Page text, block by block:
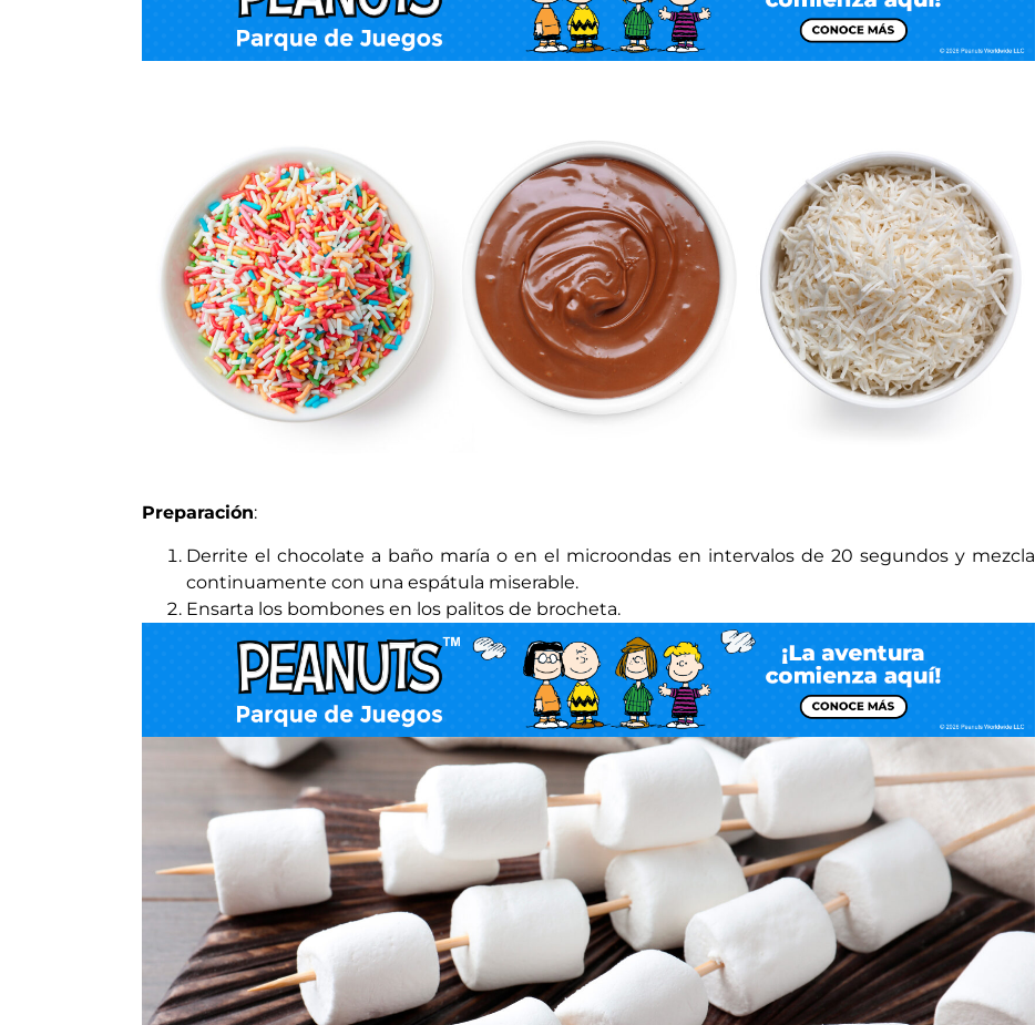
Preparación:
Derrite el chocolate a baño maría o en el microondas en intervalos de 20 segundos y mezcla
continuamente con una espátula miserable.
Ensarta los bombones en los palitos de brocheta.